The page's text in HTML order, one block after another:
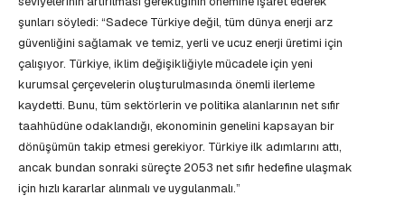
şunları söyledi: “Sadece Türkiye değil, tüm dünya enerji arz
güvenliğini sağlamak ve temiz, yerli ve ucuz enerji üretimi için
çalışıyor. Türkiye, iklim değişikliğiyle mücadele için yeni
kurumsal çerçevelerin oluşturulmasında önemli ilerleme
kaydetti. Bunu, tüm sektörlerin ve politika alanlarının net sıfır
taahhüdüne odaklandığı, ekonominin genelini kapsayan bir
dönüşümün takip etmesi gerekiyor. Türkiye ilk adımlarını attı,
ancak bundan sonraki süreçte 2053 net sıfır hedefine ulaşmak
için hızlı kararlar alınmalı ve uygulanmalı.”